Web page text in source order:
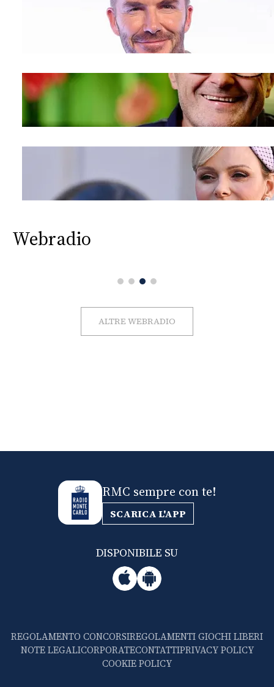
Webradio
ALTRE WEBRADIO
RMC sempre con te!
SCARICA L'APP
DISPONIBILE SU
REGOLAMENTO CONCORSIREGOLAMENTI GIOCHI LIBERI
NOTE LEGALICORPORATECONTATTIPRIVACY POLICY
COOKIE POLICY